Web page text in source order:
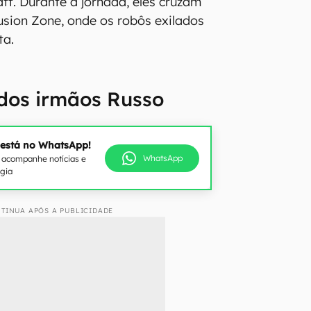
Zone, onde os robôs exilados
irmãos Russo
no WhatsApp!
notícias e
WhatsApp
APÓS A PUBLICIDADE